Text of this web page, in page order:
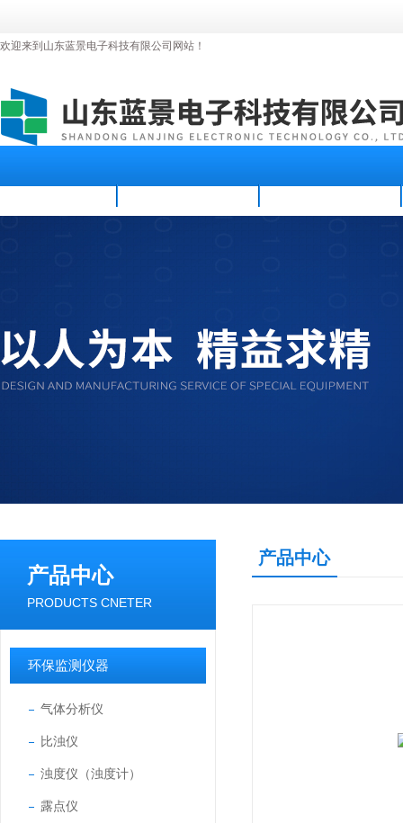
欢迎来到山东蓝景电子科技有限公司网站！
产品中心
PRODUCTS CNETER
环保监测仪器
气体分析仪
比浊仪
浊度仪（浊度计）
露点仪
产品中心